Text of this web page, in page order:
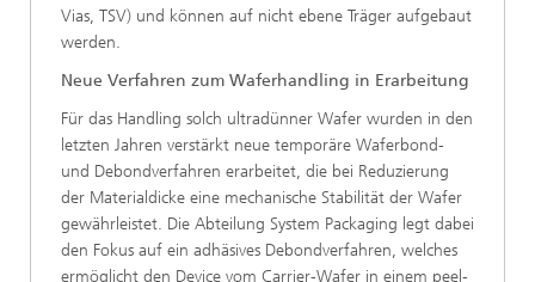
Vias, TSV) und können auf nicht ebene Träger aufgebaut
werden.
Neue Verfahren zum Waferhandling in Erarbeitung
Für das Handling solch ultradünner Wafer wurden in den
letzten Jahren verstärkt neue temporäre Waferbond-
und Debondverfahren erarbeitet, die bei Reduzierung
der Materialdicke eine mechanische Stabilität der Wafer
gewährleistet. Die Abteilung System Packaging legt dabei
den Fokus auf ein adhäsives Debondverfahren, welches
ermöglicht den Device vom Carrier-Wafer in einem peel-